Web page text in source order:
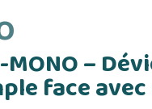
MONO –
face